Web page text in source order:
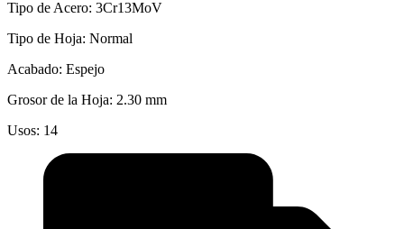
Tipo de Acero: 3Cr13MoV
Tipo de Hoja: Normal
Acabado: Espejo
Grosor de la Hoja: 2.30 mm
Usos: 14